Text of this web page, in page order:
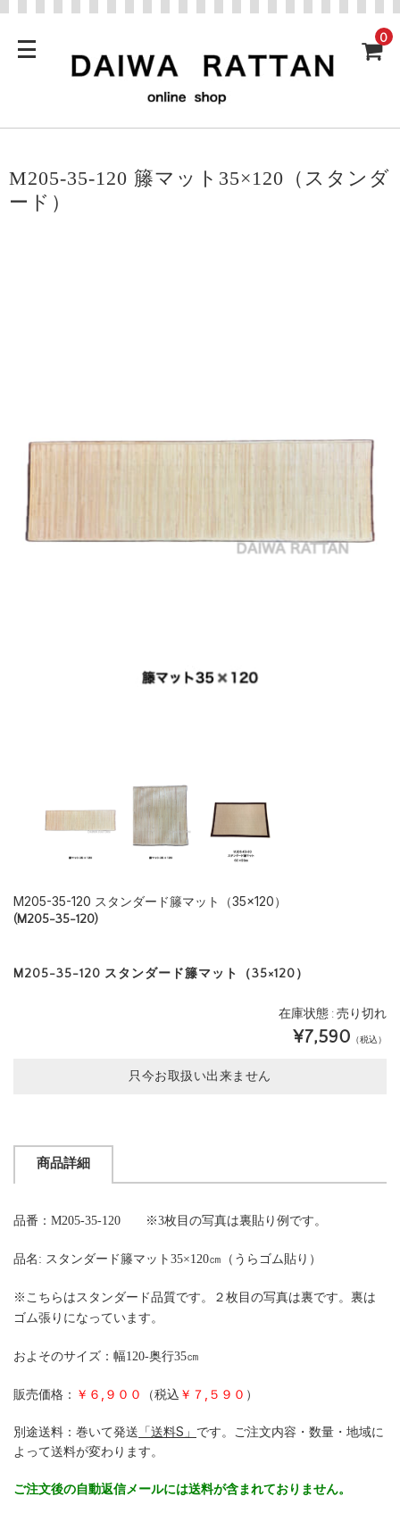
0
M205-35-120 籐マット35×120（スタンダ
ード）
M205-35-120 スタンダード籐マット（35×120）
(M205-35-120)
M205-35-120 スタンダード籐マット（35×120）
在庫状態 : 売り切れ
¥7,590 （税込）
只今お取扱い出来ません
商品詳細
品番：M205-35-120 ※3枚目の写真は裏貼り例です。
品名: スタンダード籐マット35×120㎝（うらゴム貼り）
※こちらはスタンダード品質です。２枚目の写真は裏です。裏は
ゴム張りになっています。
およそのサイズ：幅120-奥行35㎝
販売価格： ￥６,９００ （税込 ￥７,５９０ ）
別途送料：巻いて発送 「送料S」 です。ご注文内容・数量・地域に
よって送料が変わります。
ご注文後の自動返信メールには送料が含まれておりません。